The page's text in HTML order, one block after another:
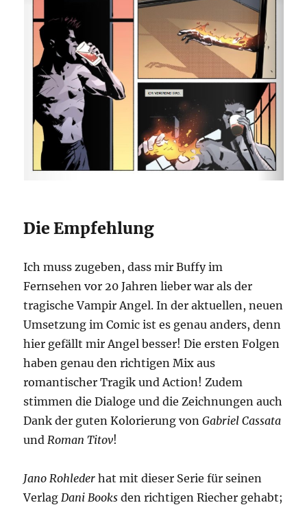
Die Empfehlung
Ich muss zugeben, dass mir Buffy im
Fernsehen vor 20 Jahren lieber war als der
tragische Vampir Angel. In der aktuellen, neuen
Umsetzung im Comic ist es genau anders, denn
hier gefällt mir Angel besser! Die ersten Folgen
haben genau den richtigen Mix aus
romantischer Tragik und Action! Zudem
stimmen die Dialoge und die Zeichnungen auch
Dank der guten Kolorierung vonGabriel Cassata
und Roman Titov!
Jano Rohleder hat mit dieser Serie für seinen
Verlag Dani Books den richtigen Riecher gehabt;